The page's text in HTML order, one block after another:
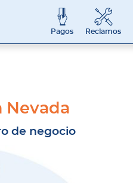
Pagos Reclamos
Nevada
de negocio